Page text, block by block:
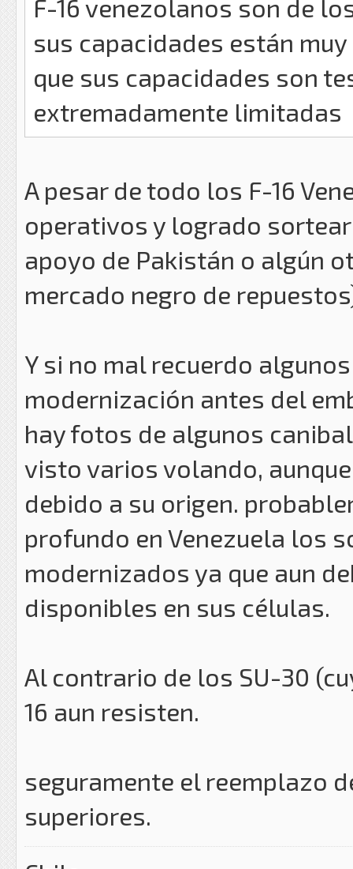
F-16 venezolanos son de
sus capacidades están
que sus capacidades son
extremadamente limitadas
A pesar de todo los F-16
operativos y logrado
apoyo de Pakistán o algún
mercado negro de
Y si no mal recuerdo
modernización antes del
hay fotos de algunos
visto varios volando,
debido a su origen.
profundo en Venezuela los
modernizados ya que aun
disponibles en sus células.
Al contrario de los SU-30
16 aun resisten.
seguramente el reemplazo
superiores.